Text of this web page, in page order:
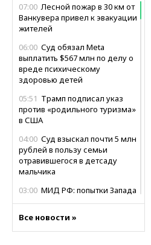
07:00 Лесной пожар в 30 км от
Ванкувера привел к эвакуации
жителей
06:00 Суд обязал Meta
выплатить $567 млн по делу о
вреде психическому
здоровью детей
05:51 Трамп подписал указ
против «родильного туризма»
в США
04:00 Суд взыскал почти 5 млн
рублей в пользу семьи
отравившегося в детсаду
мальчика
03:00 МИД РФ: попытки Запада
02:00Ни один водоем Англии
Все новости »